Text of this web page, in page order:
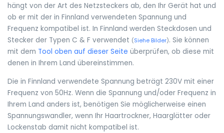
hängt von der Art des Netzsteckers ab, den Ihr Gerät hat und
ob er mit der in Finnland verwendeten Spannung und
Frequenz kompatibel ist. In Finnland werden Steckdosen und
Stecker der Typen C & F verwendet (Siehe Bilder). Sie können
mit dem Tool oben auf dieser Seite überprüfen, ob diese mit
denen in Ihrem Land übereinstimmen.
Die in Finnland verwendete Spannung beträgt 230V mit einer
Frequenz von 50Hz. Wenn die Spannung und/oder Frequenz in
Ihrem Land anders ist, benötigen Sie möglicherweise einen
Spannungswandler, wenn Ihr Haartrockner, Haarglätter oder
Lockenstab damit nicht kompatibel ist.